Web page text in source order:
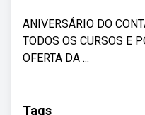
ANIVERSÁRIO DO
TODOS OS CURSOS E
OFERTA DA ...
Tags